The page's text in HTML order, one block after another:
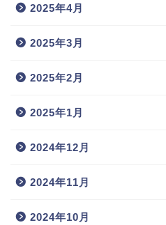
2025年4月
2025年3月
2025年2月
2025年1月
2024年12月
2024年11月
2024年10月